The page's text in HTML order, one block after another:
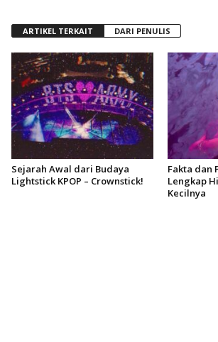
ARTIKEL TERKAIT DARI PENULIS
Sejarah Awal dari Budaya
Lightstick KPOP – Crownstick!
Fakta dan
Lengkap
Kecilnya